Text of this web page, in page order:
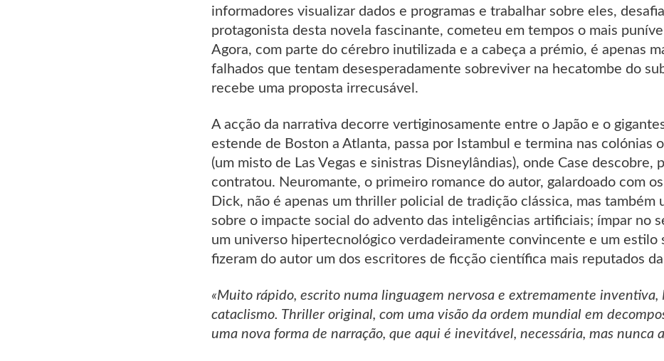
informadores visualizar dados e programas e trabalhar sobre eles,
protagonista desta novela fascinante, cometeu em tempos o mais
Agora, com parte do cérebro inutilizada e a cabeça a prémio, é apenas
falhados que tentam desesperadamente sobreviver na hecatombe do
recebe uma proposta irrecusável.
A acção da narrativa decorre vertiginosamente entre o Japão e o
estende de Boston a Atlanta, passa por Istambul e termina nas colónias
(um misto de Las Vegas e sinistras Disneylândias), onde Case descobre,
contratou. Neuromante, o primeiro romance do autor, galardoado com
Dick, não é apenas um thriller policial de tradição clássica, mas
sobre o impacte social do advento das inteligências artificiais; ímpar no
um universo hipertecnológico verdadeiramente convincente e um estilo
fizeram do autor um dos escritores de ficção científica mais reputados
«Muito rápido, escrito numa linguagem nervosa e extremamente
cataclismo. Thriller original, com uma visão da ordem mundial em
uma nova forma de narração, que aqui é inevitável, necessária, mas nunca